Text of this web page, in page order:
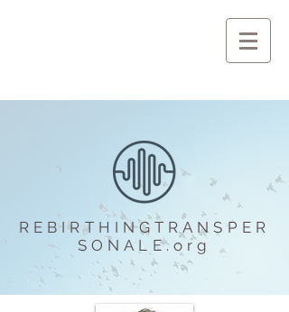
REBIRTHINGTRANSPER
SONALE.org